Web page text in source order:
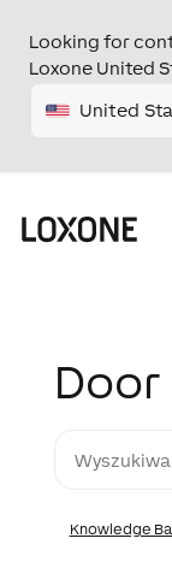
Looking for
Loxone United
United
Door
Knowledge